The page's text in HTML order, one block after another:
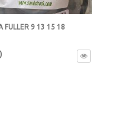
FULLER 9 13 15 18